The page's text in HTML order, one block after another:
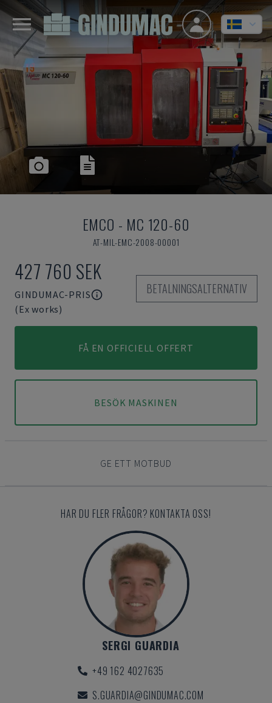
EMCO - MC 120-60
AT-MIL-EMC-2008-00001
427 760 SEK
GINDUMAC-PRIS
(Ex works)
BETALNINGSALTERNATIV
FÅ EN OFFICIELL OFFERT
BESÖK MASKINEN
GE ETT MOTBUD
HAR DU FLER FRÅGOR? KONTAKTA OSS!
SERGI GUARDIA
+49 162 4027635
S.GUARDIA@GINDUMAC.COM